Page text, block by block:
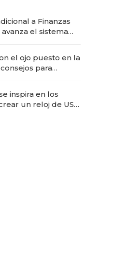
a Finanzas
el sistema
el ojo puesto en la
para
inspira en los
un reloj de US$